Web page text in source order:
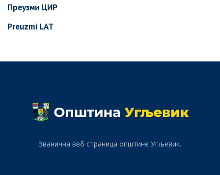
Преузми ЦИР
Preuzmi LAT
Званична веб страница општине Угљевик.